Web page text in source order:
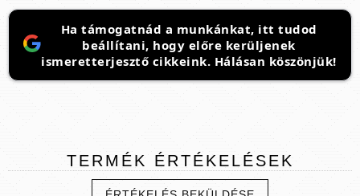
Ha támogatnád a munkánkat, itt tudod
beállítani, hogy előre kerüljenek
ismeretterjesztő cikkeink. Hálásan köszönjük!
TERMÉK ÉRTÉKELÉSEK